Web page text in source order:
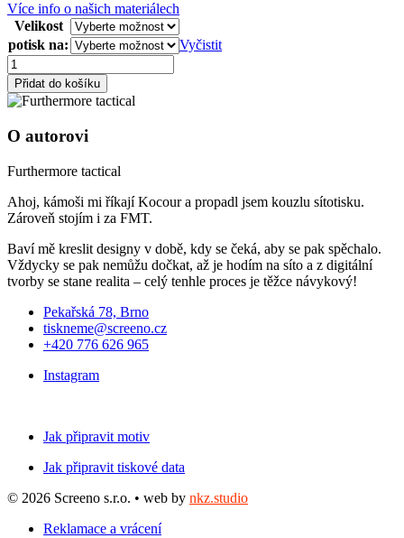
890 Kč
až
1
599 Kč
Více info o našich materiálech
Velikost
potisk na:
Vyčistit
Dropping
off
diplomacy
množství
Přidat do košíku
O autorovi
Furthermore tactical
Ahoj, kámoši mi říkají Kocour a propadl jsem kouzlu sítotisku.
Zároveň stojím i za FMT.
Baví mě kreslit designy v době, kdy se čeká, aby se pak spěchalo.
Vždycky se pak nemůžu dočkat, až je hodím na síto a z digitální
tvorby se stane realita – celý tenhle proces je těžce návykový!
Pekařská 78, Brno
tiskneme@screeno.cz
+420 776 626 965
Instagram
Jak připravit motiv
Jak připravit tiskové data
© 2026 Screeno s.r.o. • web by nkz.studio
Reklamace a vrácení